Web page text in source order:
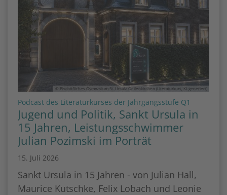
© Bischöfliches Gymnasium St. Ursula Geilenkirchen (Literaturkurs, KI-generiert)
Podcast des Literaturkurses der Jahrgangsstufe Q1
Jugend und Politik, Sankt Ursula in
15 Jahren, Leistungsschwimmer
Julian Pozimski im Porträt
15. Juli 2026
Sankt Ursula in 15 Jahren - von Julian Hall,
Maurice Kutschke, Felix Lobach und Leonie